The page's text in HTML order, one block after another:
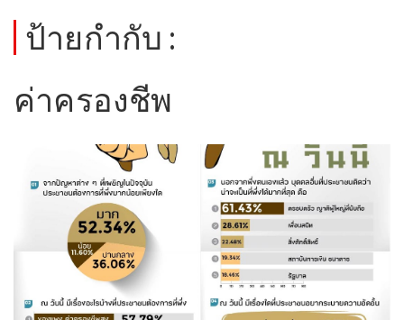
ป้ายกำกับ :
ค่าครองชีพ